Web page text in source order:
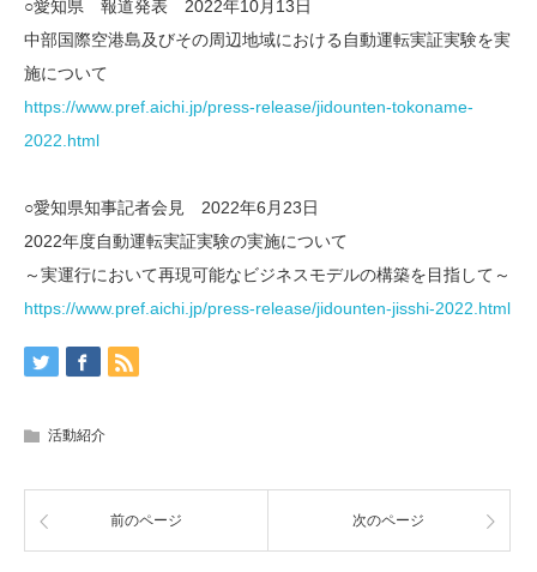
○愛知県 報道発表 2022年10月13日
中部国際空港島及びその周辺地域における自動運転実証実験を実
施について
https://www.pref.aichi.jp/press-release/jidounten-tokoname-
2022.html
○愛知県知事記者会見 2022年6月23日
2022年度自動運転実証実験の実施について
～実運行において再現可能なビジネスモデルの構築を目指して～
https://www.pref.aichi.jp/press-release/jidounten-jisshi-2022.html
活動紹介
前のページ 次のページ